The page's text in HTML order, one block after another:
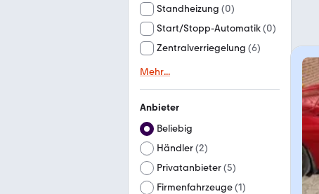
Standheizung (0)
Start/Stopp-Automatik(0)
Zentralverriegelung (6)
Mehr...
Anbieter
Beliebig
Händler(2)
Privatanbieter(5)
Firmenfahrzeuge(1)